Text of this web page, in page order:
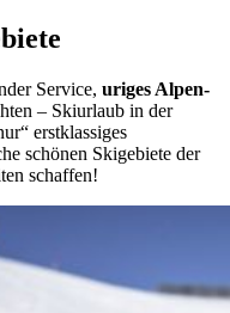
Service, uriges Alpen-
– Skiurlaub in der
erstklassiges
schönen Skigebiete der
schaffen!